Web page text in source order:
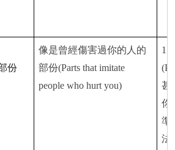
份
像是曾經傷害過你的人的
部份(Parts that imitate
people who hurt you)
1.
甚
你
準
法